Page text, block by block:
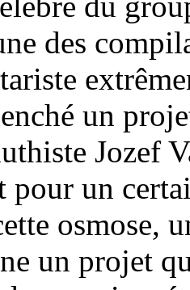
des
un
Jozef
pour un
osmose,
un projet